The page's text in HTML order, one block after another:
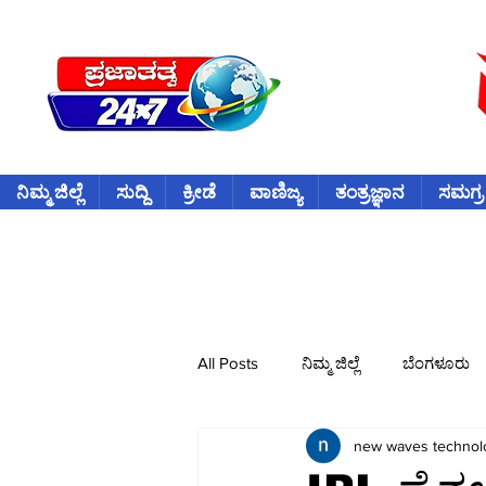
ನಿಮ್ಮ ಜಿಲ್ಲೆ ಸುದ್ದಿ ಕ್ರೀಡೆ ವಾಣಿಜ್ಯ ತಂತ್ರಜ್ಞಾನ
All Posts ನಿಮ್ಮ ಜಿಲ್ಲೆ ಬೆಂಗಳೂರು
ಕ್ರೀಡೆ ಕ್ರಿಕೆಟ್
new waves